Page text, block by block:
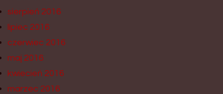
sierpień 2016
lipiec 2016
czerwiec 2016
maj 2016
kwiecień 2016
marzec 2016